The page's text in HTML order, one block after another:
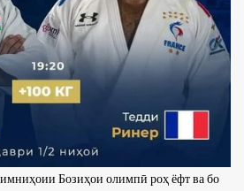
Бозиҳои олимпӣ роҳ ёфт ва бо